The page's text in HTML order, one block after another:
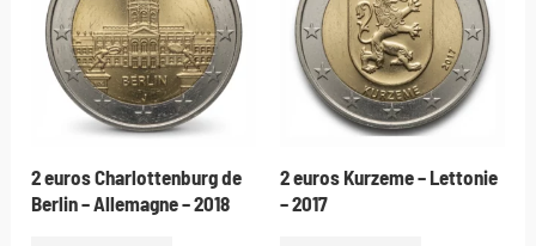
2 euros Charlottenburg de
Berlin – Allemagne – 2018
2 euros Kurzeme – Lettonie
– 2017